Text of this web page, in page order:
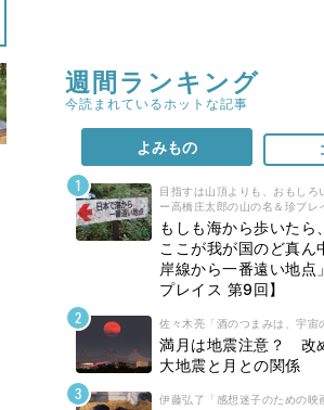
週間ランキング
今読まれているホットな記事
よみもの
目指すは山頂よりも、おもし
ー高橋庄太郎の山の名＆珍プレ
もしも海から歩いたら
ここが我が国のど真ん
岸線から一番遠い地点
プレイス 第9回】
佐々木亮「酒のつまみは、宇宙
満月は地震注意？ 改
大地震と月との関係
伊藤弘了「感想迷子のための映